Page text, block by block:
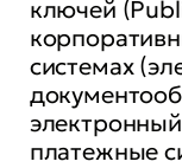
ключей
системах
платежные